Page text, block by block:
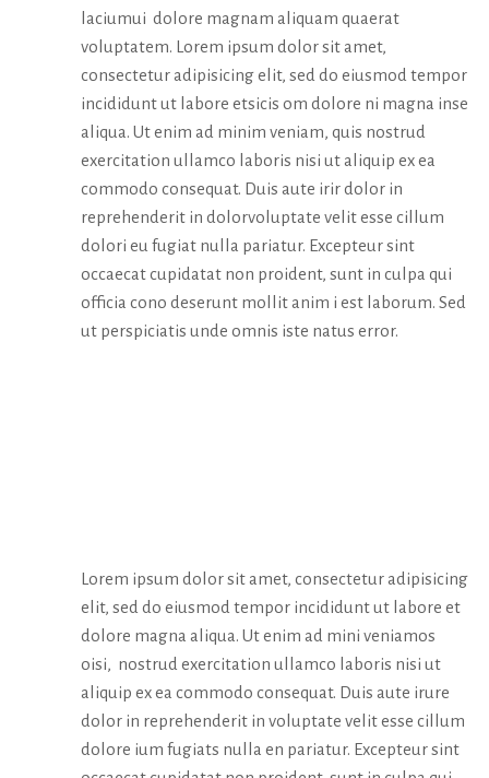
laciumui dolore magnam aliquam quaerat
voluptatem. Lorem ipsum dolor sit amet,
consectetur adipisicing elit, sed do eiusmod tempor
incididunt ut labore etsicis om dolore ni magna inse
aliqua. Ut enim ad minim veniam, quis nostrud
exercitation ullamco laboris nisi ut aliquip ex ea
commodo consequat. Duis aute irir dolor in
reprehenderit in dolorvoluptate velit esse cillum
dolori eu fugiat nulla pariatur. Excepteur sint
occaecat cupidatat non proident, sunt in culpa qui
officia cono deserunt mollit anim i est laborum. Sed
ut perspiciatis unde omnis iste natus error.
Lorem ipsum dolor sit amet, consectetur adipisicing
elit, sed do eiusmod tempor incididunt ut labore et
dolore magna aliqua. Ut enim ad mini veniamos
oisi, nostrud exercitation ullamco laboris nisi ut
aliquip ex ea commodo consequat. Duis aute irure
dolor in reprehenderit in voluptate velit esse cillum
dolore ium fugiats nulla en pariatur. Excepteur sint